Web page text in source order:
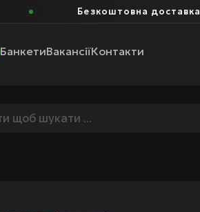
Безкоштовна доставка по м.
БанкетиВакансіїКонтакти